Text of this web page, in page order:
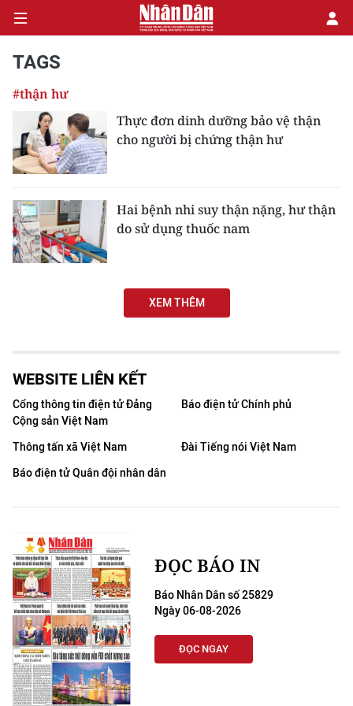
CHÍNH TRỊ
KINH TẾ
XÃ HỘI
PHÁP LUẬT
THỂ THAO
GIÁO DỤC
Y TẾ
BẠN ĐỌC
KIỂM CHỨNG THÔNG TIN
TRI THỨC CHUYÊN SÂU
54 DÂN TỘC VIỆT NAM
TAGS
#thận hư
Thực đơn dinh dưỡng bảo vệ thận
cho người bị chứng thận hư
Hai bệnh nhi suy thận nặng, hư thận
do sử dụng thuốc nam
XEM THÊM
WEBSITE LIÊN KẾT
Cổng thông tin điện tử Đảng
Cộng sản Việt Nam
Báo điện tử Chính phủ
Thông tấn xã Việt Nam
Đài Tiếng nói Việt Nam
Báo điện tử Quân đội nhân dân
ĐỌC BÁO IN
Báo Nhân Dân số 25829
Ngày 06-08-2026
ĐỌC NGAY